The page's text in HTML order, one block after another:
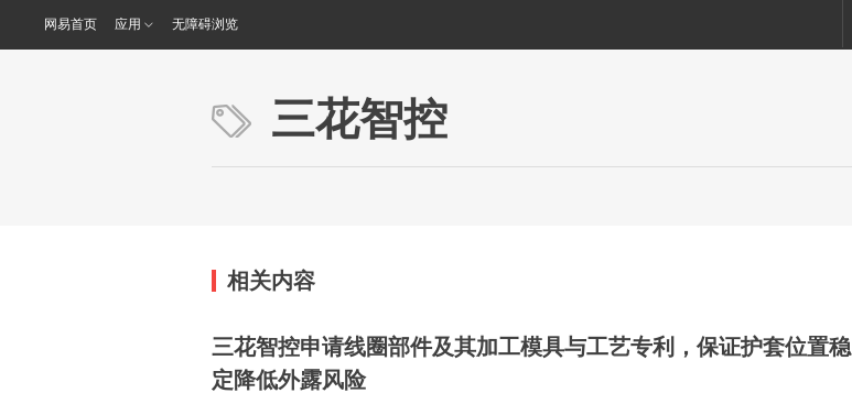
网易首页 应用 无障碍浏览
三花智控
相关内容
三花智控申请线圈部件及其加工模具与工艺专利，保证护套位置稳
定降低外露风险